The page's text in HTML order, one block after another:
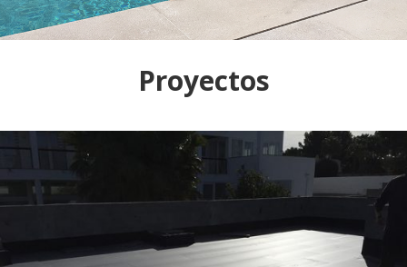
Proyectos